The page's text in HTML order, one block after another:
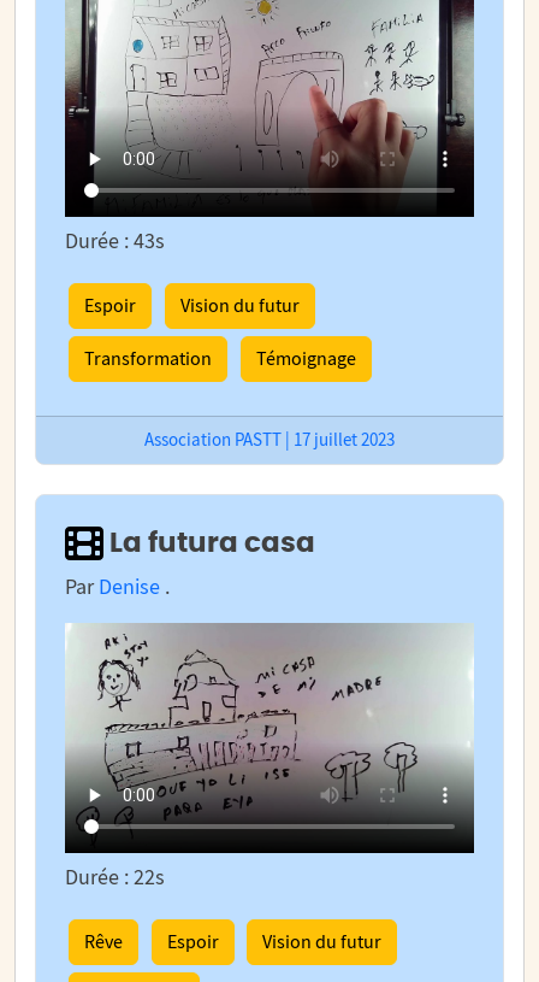
Durée : 43s
Espoir Vision du futur
Transformation Témoignage
Association PASTT | 17 juillet 2023
La futura casa
ParDenise .
Durée : 22s
Rêve Espoir Vision du futur